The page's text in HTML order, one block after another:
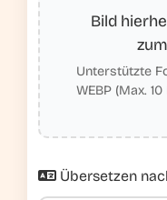
Bild
Unterstützte
WEBP (Max. 10
Übersetzen